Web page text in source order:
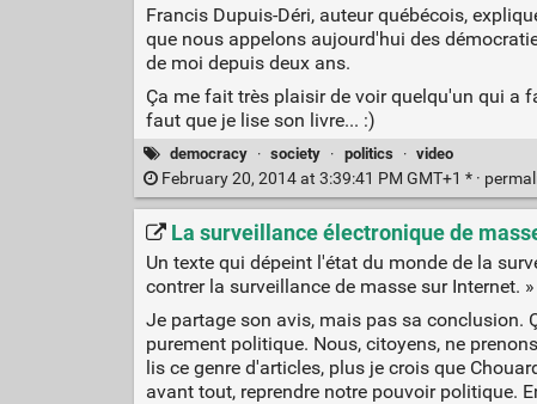
Francis Dupuis-Déri, auteur québécois,
que nous appelons aujourd'hui des
de moi depuis deux ans.
Ça me fait très plaisir de voir quelqu'un qui a
faut que je lise son livre... :)
democracy · society · politics · video
February 20, 2014 at 3:39:41 PM GMT+1 * ·
La surveillance électronique de
Un texte qui dépeint l'état du monde de la
contrer la surveillance de masse sur Internet. »
Je partage son avis, mais pas sa conclusion.
purement politique. Nous, citoyens, ne
lis ce genre d'articles, plus je crois que
avant tout, reprendre notre pouvoir politique.